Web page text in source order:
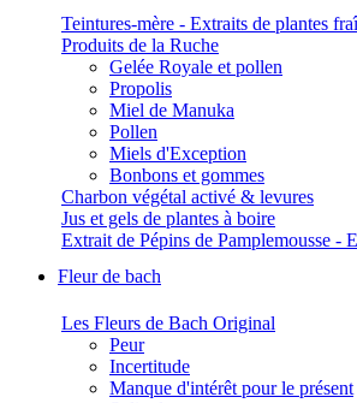
Teintures-mère - Extraits de plantes
Produits de la Ruche
Gelée Royale et pollen
Propolis
Miel de Manuka
Pollen
Miels d'Exception
Bonbons et gommes
Charbon végétal activé & levures
Jus et gels de plantes à boire
Extrait de Pépins de Pamplemousse -
Fleur de bach
Les Fleurs de Bach Original
Peur
Incertitude
Manque d'intérêt pour le présent